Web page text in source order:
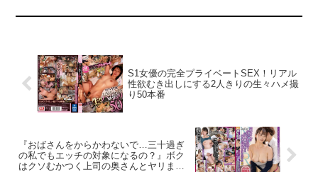
っぱいです。思う存分楽しみます。チロ
愛いお顔に大量ザーメンぶっかけ！濃厚
ザーメンがお顔にべっとり！至福の時間
です。素朴でキュートな雰囲気に終始萌
S1女優の完全プライベートSEX！リアル
性欲むき出しにする2人きりの生々ハメ撮
り50本番
『おばさんをからかわないで…三十過ぎ
の私でもエッチの対象になるの？』ボク
はクソむかつく上司の奥さんとヤリまく